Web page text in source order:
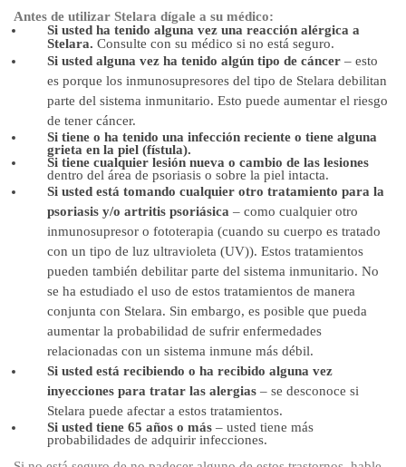
Antes de utilizar Stelara dígale a su médico:
Si usted ha tenido alguna vez una reacción alérgica a
Stelara. Consulte con su médico si no está seguro.
Si usted alguna vez ha tenido algún tipo de cáncer – esto
es porque los inmunosupresores del tipo de Stelara debilitan
parte del sistema inmunitario. Esto puede aumentar el riesgo
de tener cáncer.
Si tiene o ha tenido una infección reciente o tiene alguna
grieta en la piel (fístula).
Si tiene cualquier lesión nueva o cambio de las lesiones
dentro del área de psoriasis o sobre la piel intacta.
Si usted está tomando cualquier otro tratamiento para la
psoriasis y/o artritis psoriásica – como cualquier otro
inmunosupresor o fototerapia (cuando su cuerpo es tratado
con un tipo de luz ultravioleta (UV)). Estos tratamientos
pueden también debilitar parte del sistema inmunitario. No
se ha estudiado el uso de estos tratamientos de manera
conjunta con Stelara. Sin embargo, es posible que pueda
aumentar la probabilidad de sufrir enfermedades
relacionadas con un sistema inmune más débil.
Si usted está recibiendo o ha recibido alguna vez
inyecciones para tratar las alergias – se desconoce si
Stelara puede afectar a estos tratamientos.
Si usted tiene 65 años o más – usted tiene más
probabilidades de adquirir infecciones.